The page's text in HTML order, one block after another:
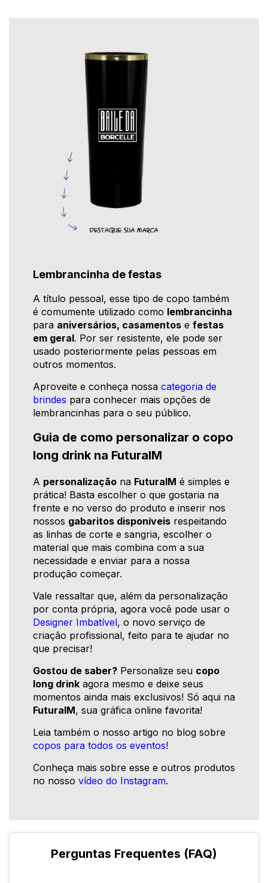
Lembrancinha de festas
A título pessoal, esse tipo de copo também
é comumente utilizado como lembrancinha
para aniversários, casamentos e festas
em geral. Por ser resistente, ele pode ser
usado posteriormente pelas pessoas em
outros momentos.
Aproveite e conheça nossa categoria de
brindes para conhecer mais opções de
lembrancinhas para o seu público.
Guia de como personalizar o copo
long drink na FuturaIM
A personalização na FuturaIM é simples e
prática! Basta escolher o que gostaria na
frente e no verso do produto e inserir nos
nossos gabaritos disponíveis respeitando
as linhas de corte e sangria, escolher o
material que mais combina com a sua
necessidade e enviar para a nossa
produção começar.
Vale ressaltar que, além da personalização
por conta própria, agora você pode usar o
Designer Imbatível, o novo serviço de
criação profissional, feito para te ajudar no
que precisar!
Gostou de saber? Personalize seu copo
long drink agora mesmo e deixe seus
momentos ainda mais exclusivos! Só aqui na
FuturaIM, sua gráfica online favorita!
Leia também o nosso artigo no blog sobre
copos para todos os eventos!
Conheça mais sobre esse e outros produtos
no nosso vídeo do Instagram.
Perguntas Frequentes (FAQ)